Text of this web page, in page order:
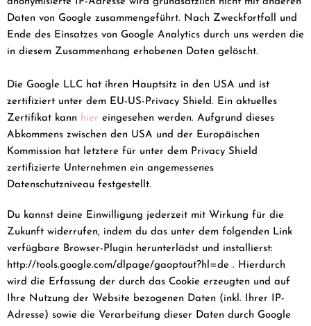
Daten von Google zusammengeführt. Nach Zweckfortfall und
Ende des Einsatzes von Google Analytics durch uns werden die
in diesem Zusammenhang erhobenen Daten gelöscht.
Die Google LLC hat ihren Hauptsitz in den USA und ist
zertifiziert unter dem EU-US-Privacy Shield. Ein aktuelles
Zertifikat kann hier eingesehen werden. Aufgrund dieses
Abkommens zwischen den USA und der Europäischen
Kommission hat letztere für unter dem Privacy Shield
zertifizierte Unternehmen ein angemessenes
Datenschutzniveau festgestellt.
Du kannst deine Einwilligung jederzeit mit Wirkung für die
Zukunft widerrufen, indem du das unter dem folgenden Link
verfügbare Browser-Plugin herunterlädst und installierst:
http://tools.google.com/dlpage/gaoptout?hl=de . Hierdurch
wird die Erfassung der durch das Cookie erzeugten und auf
Ihre Nutzung der Website bezogenen Daten (inkl. Ihrer IP-
Adresse) sowie die Verarbeitung dieser Daten durch Google